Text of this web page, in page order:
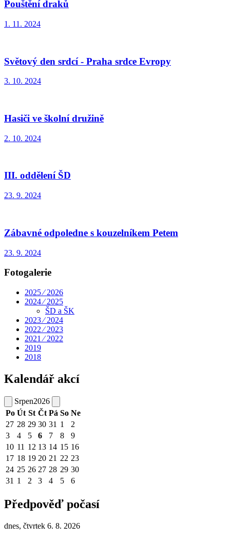
Pouštění draků
1. 11. 2024
Světový den srdcí - Praha srdce Evropy
3. 10. 2024
Hasiči ve školní družině
2. 10. 2024
III. oddělení ŠD
23. 9. 2024
Zábavné odpoledne s kouzelníkem Petem
23. 9. 2024
Fotogalerie
2025 ⁄ 2026
2024 ⁄ 2025
ŠD a ŠK
2023 ⁄ 2024
2022 ⁄ 2023
2021 ⁄ 2022
2019
2018
Kalendář akcí
Srpen2026
Po Út St Čt Pá So Ne
27 28 29 30 31 1
2
3
4 5 6 7 8
9
10 11 12 13 14 15 16
17 18 19 20 21 22 23
24 25 26 27 28 29 30
31 1 2 3 4 5 6
Předpověď počasí
dnes, čtvrtek 6. 8. 2026